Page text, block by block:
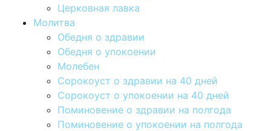
Церковная лавка
Молитва
Обедня о здравии
Обедня о упокоении
Молебен
Сорокоуст о здравии на 40 дней
Сорокоуст о упокоении на 40 дней
Поминовение о здравии на полгода
Поминовение о упокоении на полгода